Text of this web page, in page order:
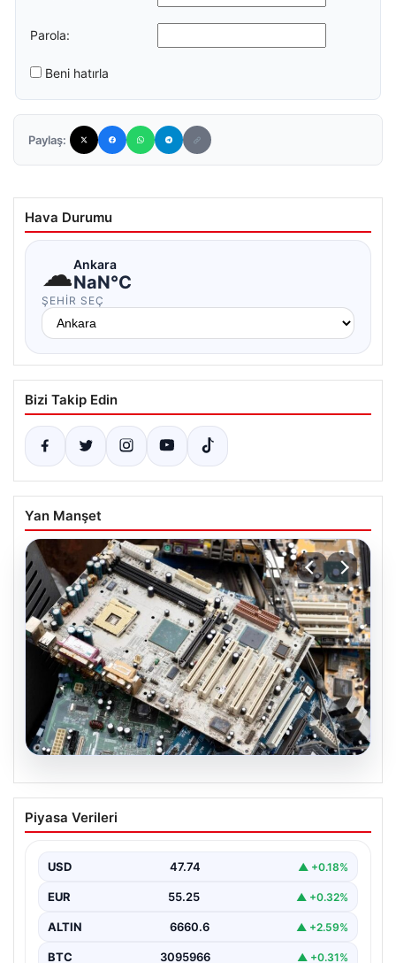
Parola:
Beni hatırla
Paylaş:
Hava Durumu
☁Ankara
NaN°C
ŞEHIR SEÇ
Bizi Takip Edin
Yan Manşet
08.08.2026
Kurumsal IT Dönüşümü ve Çevre
Hizmetleri
envanterlerini sürekli zamanda yenilemektedir. Bu
modernizasyon süreçlerinde boşa…
Piyasa Verileri
USD 47.74 ▲ +0.18%
EUR 55.25 ▲ +0.32%
ALTIN 6660.6 ▲ +2.59%
BTC 3095966 ▲ +0.31%